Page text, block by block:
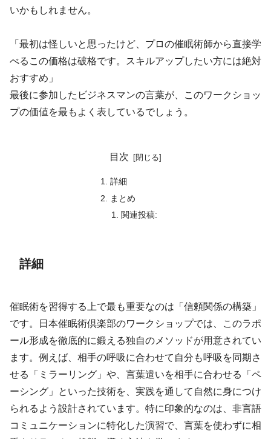
いかもしれません。
「最初は怪しいと思ったけど、プロの催眠術師から直接学
べるこの価格は破格です。スキルアップしたい方には絶対
おすすめ」
最後に参加したビジネスマンの言葉が、このワークショッ
プの価値を最もよく表しているでしょう。
目次
詳細
まとめ
関連投稿:
詳細
催眠術を習得する上で最も重要なのは「信頼関係の構築」
です。日本催眠術倶楽部のワークショップでは、このラポ
ール形成を徹底的に鍛える独自のメソッドが用意されてい
ます。例えば、相手の呼吸に合わせて自分も呼吸を同期さ
せる「ミラーリング」や、言葉遣いを相手に合わせる「ペ
ーシング」といった技術を、実践を通して自然に身につけ
られるよう設計されています。特に印象的なのは、非言語
コミュニケーションに特化した演習で、言葉を使わずに相